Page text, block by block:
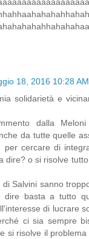
18, 2016 10:28 AM
solidarietà e
dalla
da tutte quelle
per cercare di
dire? o si risolve
di Salvini sanno
dire basta a tutto
di lucrare
ci sia sempre
si risolve il